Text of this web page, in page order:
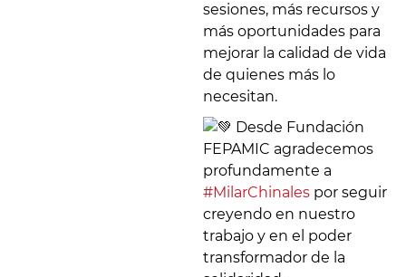
sesiones, más recursos y
más oportunidades para
mejorar la calidad de vida
de quienes más lo
necesitan.
Desde Fundación
FEPAMIC agradecemos
profundamente a
#MilarChinales por seguir
creyendo en nuestro
trabajo y en el poder
transformador de la